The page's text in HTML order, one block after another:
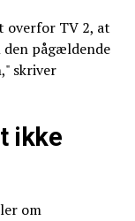
overfor TV 2, at
pågældende
skriver
ikke
om